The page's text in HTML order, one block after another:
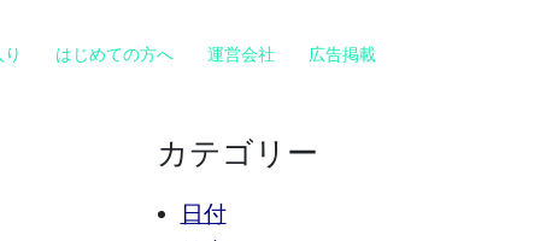
はじめての方へ 運営会社 広告掲載
カテゴリー
日付